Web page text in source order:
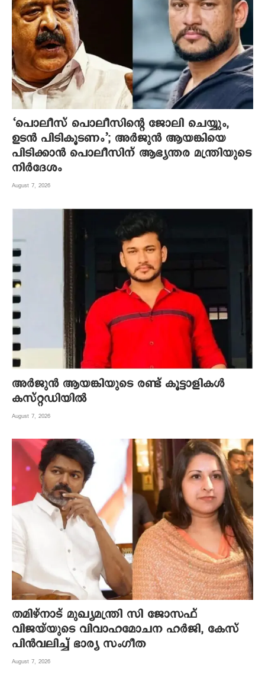
‘പൊലീസ് പൊലീസിന്റെ ജോലി ചെയ്യും,
ഉടന്‍ പിടികൂടണം’; അര്‍ജുന്‍ ആയങ്കിയെ
പിടിക്കാന്‍ പൊലീസിന് ആഭ്യന്തര മന്ത്രിയുടെ
നിര്‍ദേശം
August 7, 2026
അര്‍ജുന്‍ ആയങ്കിയുടെ രണ്ട് കൂട്ടാളികള്‍
കസ്റ്റഡിയില്‍
August 7, 2026
തമിഴ്നാട് മുഖ്യമന്ത്രി സി ജോസഫ്
വിജയ്‌യുടെ വിവാഹമോചന ഹർജി, കേസ്
പിൻവലിച്ച് ഭാര്യ സംഗീത
August 7, 2026